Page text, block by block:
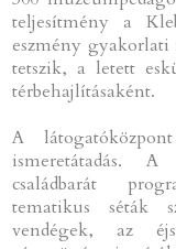
teljesítmény a
eszmény gyakorlati
tetszik, a letett
térbehajlításaként.
A
ismeretátadás.
családbarát
tematikus séták
vendégek, az